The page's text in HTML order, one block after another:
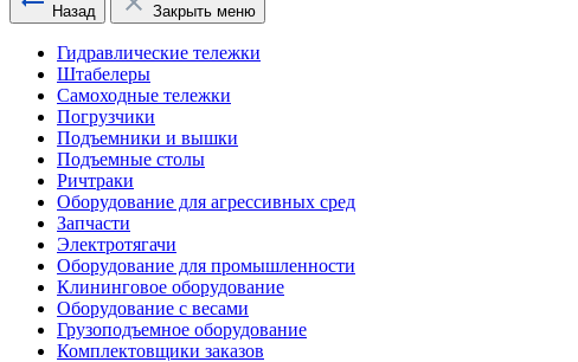
Назад Закрыть меню
Гидравлические тележки
Штабелеры
Самоходные тележки
Погрузчики
Подъемники и вышки
Подъемные столы
Ричтраки
Оборудование для агрессивных сред
Запчасти
Электротягачи
Оборудование для промышленности
Клининговое оборудование
Оборудование с весами
Грузоподъемное оборудование
Комплектовщики заказов